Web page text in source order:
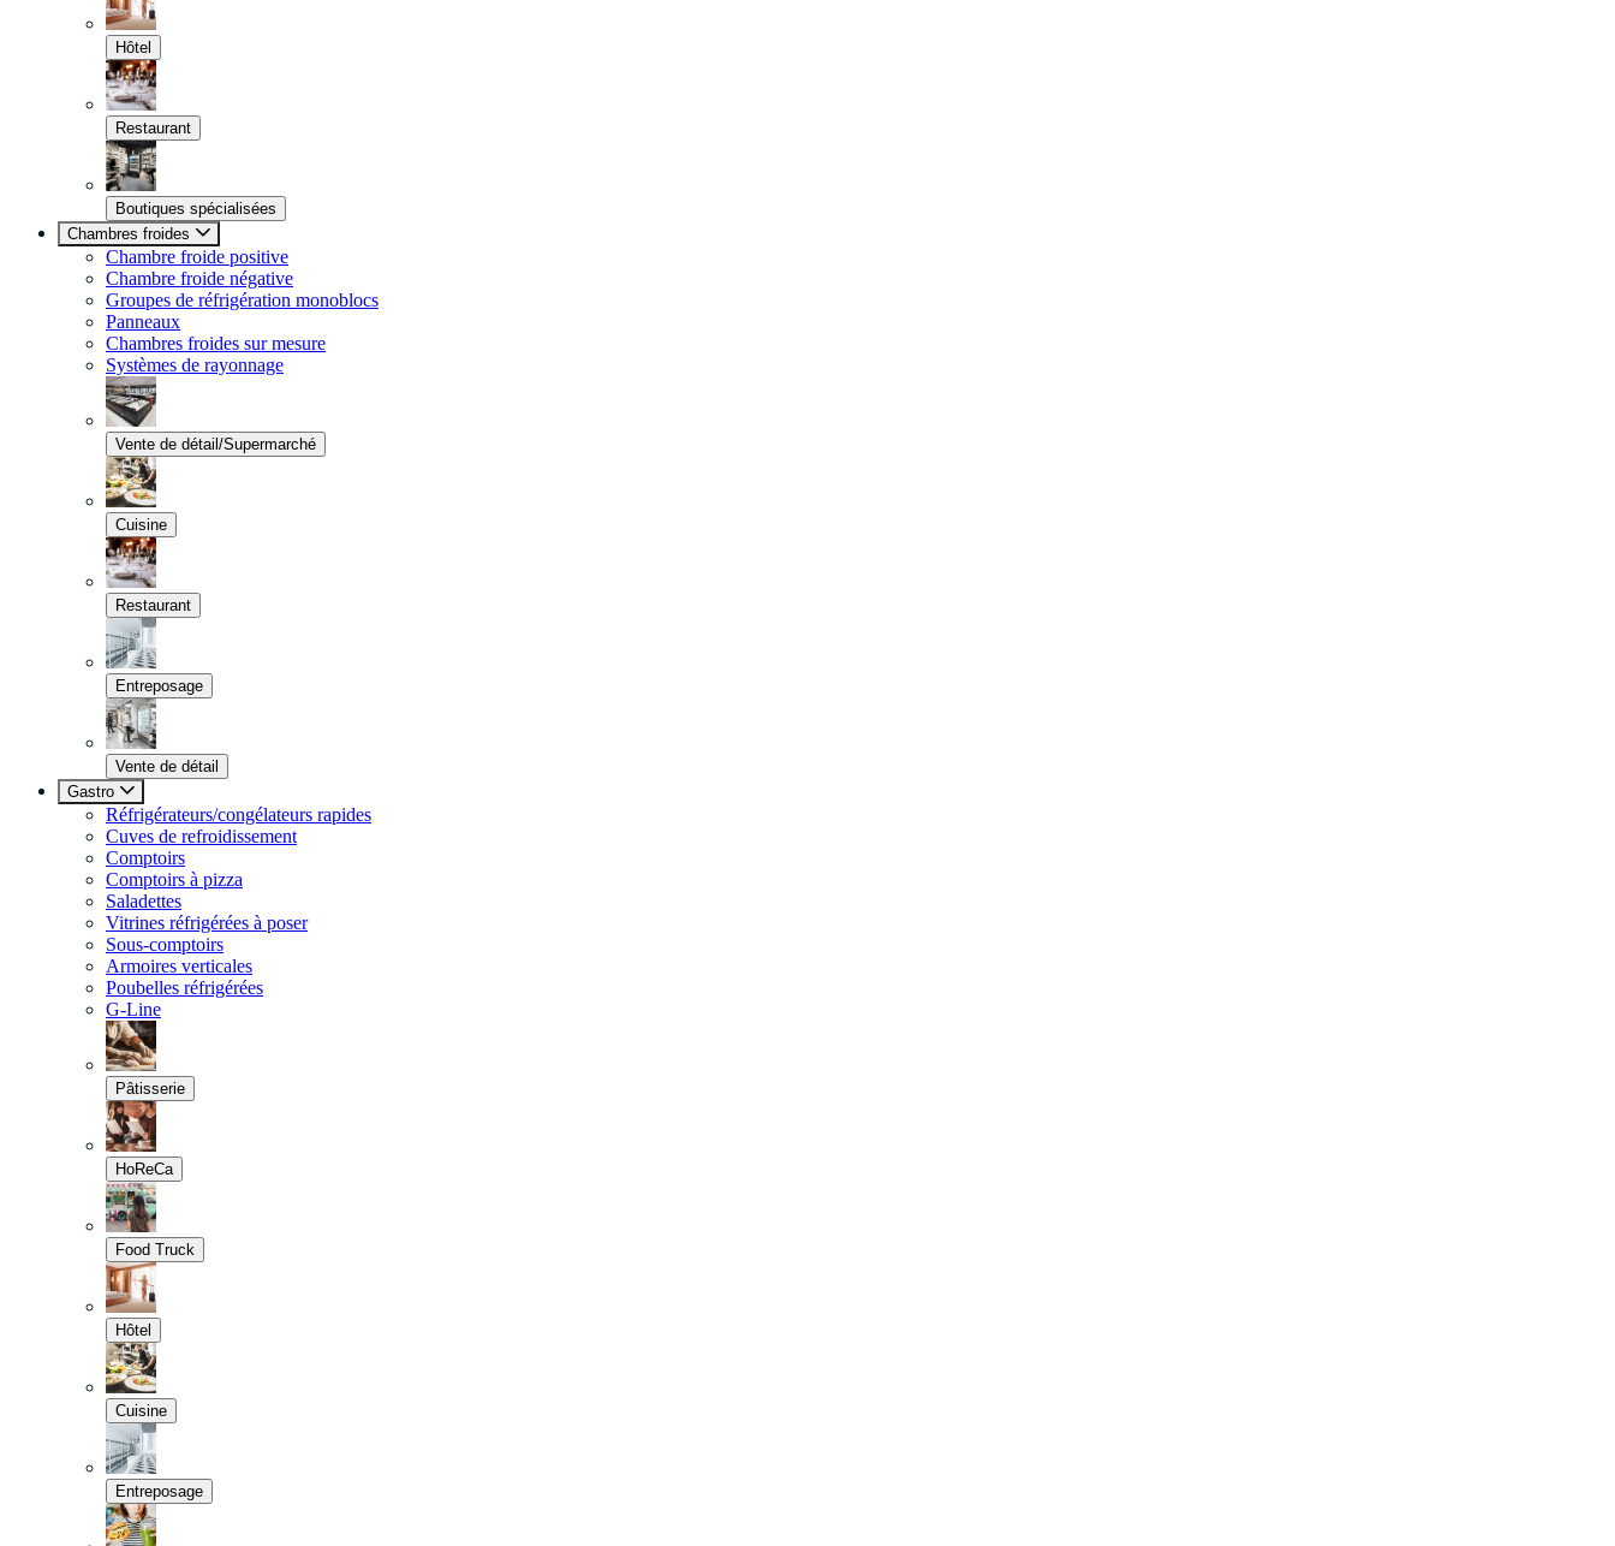
Hôtel
Restaurant
Boutiques spécialisées
Chambres froides
Chambre froide positive
Chambre froide négative
Groupes de réfrigération monoblocs
Panneaux
Chambres froides sur mesure
Systèmes de rayonnage
Vente de détail/Supermarché
Cuisine
Restaurant
Entreposage
Vente de détail
Gastro
Réfrigérateurs/congélateurs rapides
Cuves de refroidissement
Comptoirs
Comptoirs à pizza
Saladettes
Vitrines réfrigérées à poser
Sous-comptoirs
Armoires verticales
Poubelles réfrigérées
G-Line
Pâtisserie
HoReCa
Food Truck
Hôtel
Cuisine
Entreposage